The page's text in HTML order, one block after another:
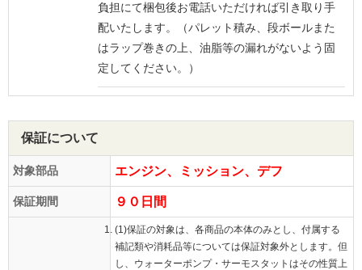
負担にて梱包後お電話いただければ引き取り手
配いたします。（パレット積み、段ボールまた
はラップ巻きの上、油脂等の漏れがないよう固
定してください。）
保証について
対象部品 エンジン、ミッション、デフ
保証期間 ９０日間
(1)保証の対象は、各商品の本体のみとし、付属する
補記類や消耗品等については保証対象外とします。但
し、ウォーターポンプ・サーモスタットはその性質上